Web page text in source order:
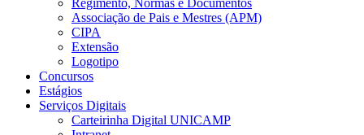
Regimento, Normas e Documentos
Associação de Pais e Mestres (APM)
CIPA
Extensão
Logotipo
Concursos
Estágios
Serviços Digitais
Carteirinha Digital UNICAMP